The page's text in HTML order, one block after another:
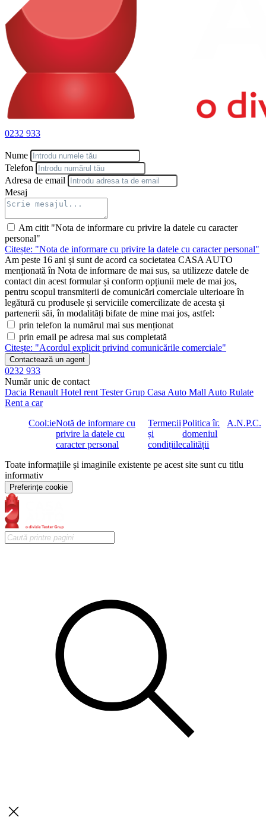
0232 933
Nume
Telefon
Adresa de email
Mesaj
Am citit "Nota de informare cu privire la datele cu caracter
personal"
Citește: "Nota de informare cu privire la datele cu caracter personal"
Am peste 16 ani și sunt de acord ca societatea CASA AUTO
menționată în Nota de informare de mai sus, sa utilizeze datele de
contact din acest formular și conform opțiunii mele de mai jos,
pentru scopul transmiterii de comunicări comerciale ulterioare în
legătură cu produsele și serviciile comercilizate de acesta și
partenerii săi, în modalități bifate de mine mai jos, astfel:
prin telefon la numărul mai sus menționat
prin email pe adresa mai sus completată
Citește: "Acordul explicit privind comunicările comerciale"
Contactează un agent
0232 933
Număr unic de contact
Dacia Renault Hotel rent Tester Grup Casa Auto Mall Auto Rulate
Rent a car
CookieNotă de informare cu
privire la datele cu
caracter personal
Termenii
și
condițiile
Politica în
domeniul
calității
A.N.P.C.
Toate informațiile și imaginile existente pe acest site sunt cu titlu
informativ
Preferințe cookie